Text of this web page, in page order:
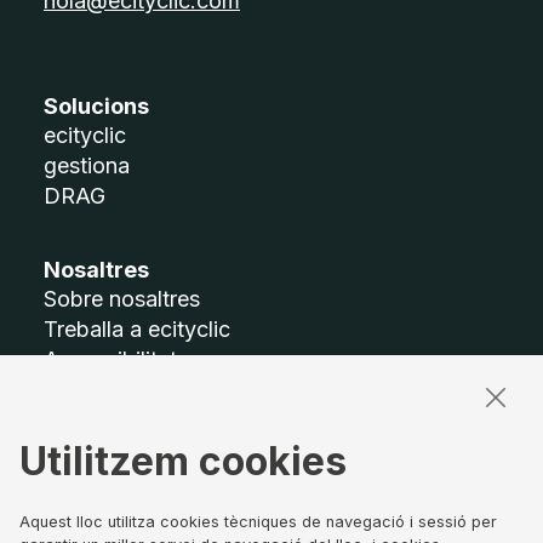
Solucions
ecityclic
gestiona
DRAG
Nosaltres
Sobre nosaltres
Treballa a ecityclic
Accessibilitat
Termes legals
Política de privacitat
Utilitzem cookies
Aquest lloc utilitza cookies tècniques de navegació i sessió per